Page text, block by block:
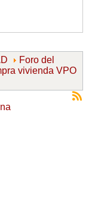
Foro del
vivienda VPO